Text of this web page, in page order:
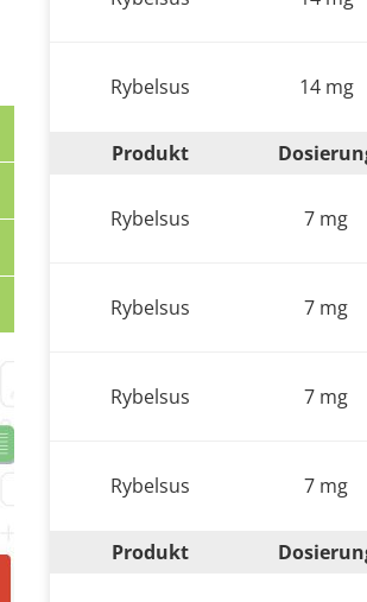
Rybelsus 14 mg
Produkt
Rybelsus 7 mg
Rybelsus 7 mg
Rybelsus 7 mg
Rybelsus 7 mg
Produkt